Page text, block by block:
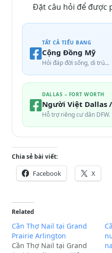
Đặt câu hỏi để được
TẤT CẢ TIỂU BANG
Cộng Đồng Mỹ
Hỏi đáp đời sống, di trú…
DALLAS – FORT WORTH
Người Việt Dallas /
Hỗ trợ riêng cư dân DFW.
Chia sẻ bài viết:
Facebook X
Related
Cần Thợ Nail tại Grand
Prairie Arlington
Cần Thợ Nail tại Grand